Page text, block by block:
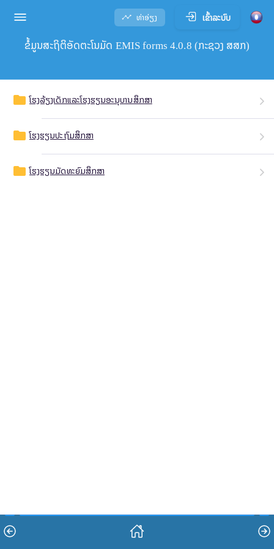
ຂໍ້ມູນສະຖິຕິອັດຕະໂນມັດ EMIS forms 4.0.8 (ກະຊວງ ສສກ)
ທ່າອ່ຽງ ເຂົ້າລະບົບ
folder ໂຮງລ້ຽງເດັກແລະໂຮງຮຽນອະນຸບານສຶກສາ
folder ໂຮງຮຽນປະຖົມສຶກສາ
folder ໂຮງຮຽນມັດທະຍົມສຶກສາ